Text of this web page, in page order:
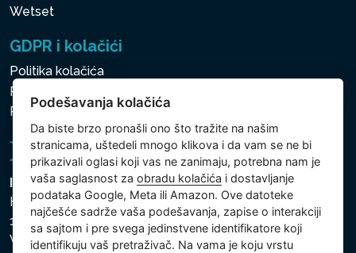
Wetset
GDPR i kolačići
Politika kolačića
Politika zaštite ličnih i drugih obrađivanih podataka
Politika kolačića
Intex Trading, s.r.o.
Hradecká 2526/3
130 00 Praha 3
Vinohrady - Česká republika
Podešavanja kolačića
Da biste brzo pronašli ono što tražite na našim
stranicama, uštedeli mnogo klikova i da vam se ne bi
prikazivali oglasi koji vas ne zanimaju, potrebna nam je
vaša saglasnost zaobradu kolačića i dostavljanje
podataka Google, Meta ili Amazon. Ove datoteke
najčešće sadrže vaša podešavanja, zapise o interakciji
sa sajtom i pre svega jedinstvene identifikatore koji
identifikuju vaš pretraživač. Na vama je koju vrstu